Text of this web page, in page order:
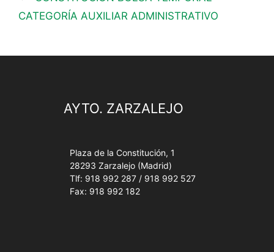
CATEGORÍA AUXILIAR ADMINISTRATIVO
AYTO. ZARZALEJO
Plaza de la Constitución, 1
28293 Zarzalejo (Madrid)
Tlf: 918 992 287 / 918 992 527
Fax: 918 992 182